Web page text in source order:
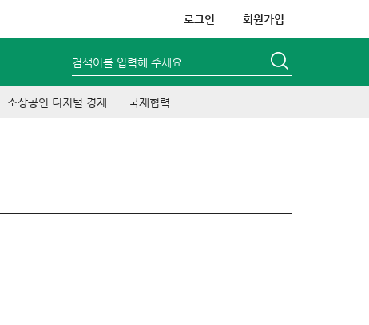
로그인 회원가입
검색어를 입력해 주세요
소상공인 디지털 경제 국제협력